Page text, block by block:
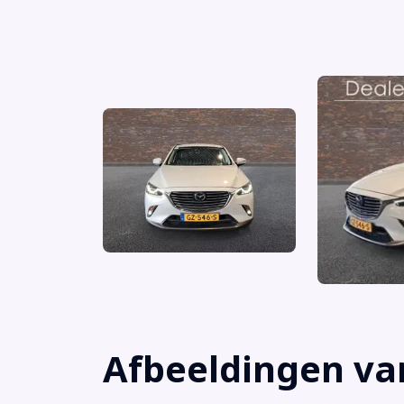
Alarm klasse 1(startblokkering)
Anti Blokkeer Systeem
Anti doorSlip Regeling
Audio installatie premium
Bestuurdersairbag
Afbeeldingen